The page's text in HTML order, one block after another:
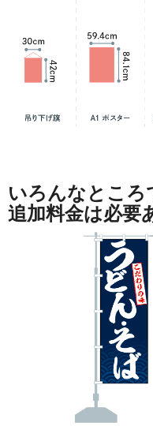
いろんなところ
追加料金は必要